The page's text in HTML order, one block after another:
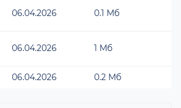
06.04.2026 0.1 Мб
06.04.2026 1 Мб
06.04.2026 0.2 Мб